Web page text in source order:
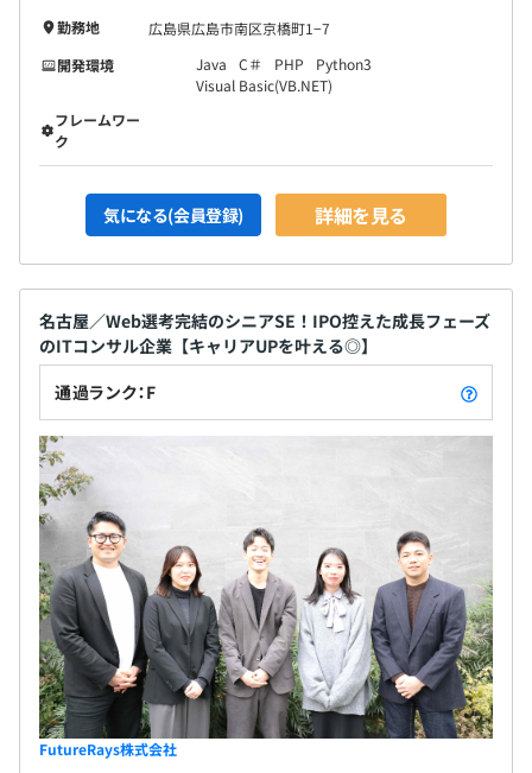
勤務地
広島県広島市南区京橋町1−7
開発環境
Java C＃ PHP
Python3
Visual Basic(VB.NET)
フレームワー
ク
気になる(会員登録) 詳細を見る
名古屋／Web選考完結のシニアSE！IPO控えた成長フェーズ
のITコンサル企業【キャリアUPを叶える◎】
通過ランク：F
FutureRays株式会社